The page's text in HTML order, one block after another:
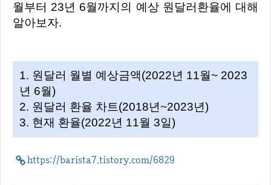
월부터 23년 6월까지의 예상 원달러환율에 대해
알아보자.
1. 원달러 월별 예상금액(2022년 11월~ 2023
년 6월)
2. 원달러 환율 차트(2018년~2023년)
3. 현재 환율(2022년 11월 3일)
https://barista7.tistory.com/6829